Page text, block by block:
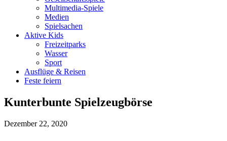
Multimedia-Spiele
Medien
Spielsachen
Aktive Kids
Freizeitparks
Wasser
Sport
Ausflüge & Reisen
Feste feiern
Kunterbunte Spielzeugbörse
Dezember 22, 2020